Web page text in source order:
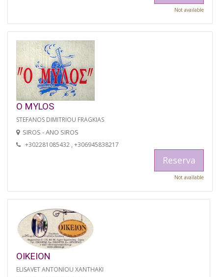
Not available
O MYLOS
STEFANOS DIMITRIOU FRAGKIAS
SIROS - ANO SIROS
+302281085432 , +306945838217
Reserva
Not available
OIKEION
ELISAVET ANTONIOU XANTHAKI